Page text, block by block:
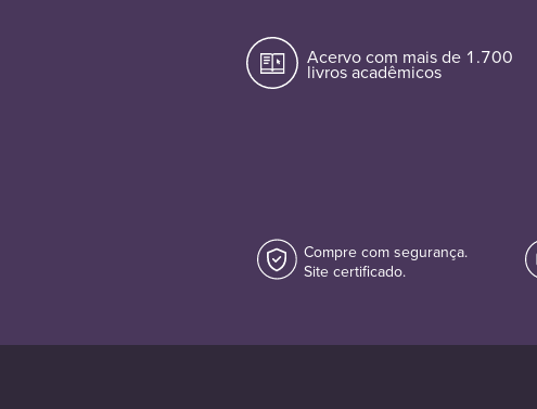
Acervo com mais de 1.700
livros acadêmicos
Compre com segurança.
Site certificado.